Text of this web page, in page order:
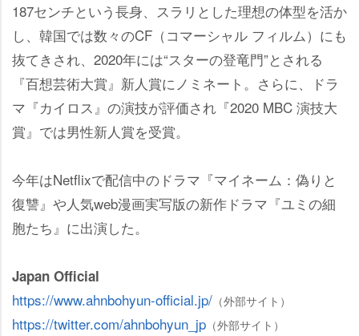
187センチという長身、スラリとした理想の体型を活か
し、韓国では数々のCF（コマーシャル フィルム）にも
抜てきされ、2020年には“スターの登竜門”とされる
『百想芸術大賞』新人賞にノミネート。さらに、ドラ
マ『カイロス』の演技が評価され『2020 MBC 演技大
賞』では男性新人賞を受賞。
今年はNetflixで配信中のドラマ『マイネーム：偽りと
復讐』や人気web漫画実写版の新作ドラマ『ユミの細
胞たち』に出演した。
Japan Official
https://www.ahnbohyun-official.jp/ （外部サイト）
https://twitter.com/ahnbohyun_jp （外部サイト）